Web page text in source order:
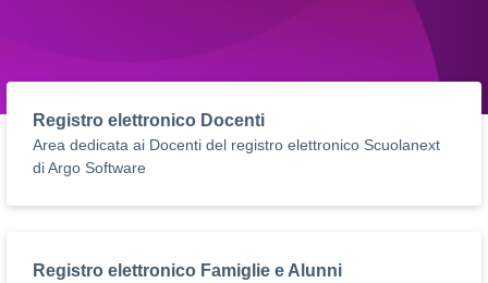
Registro elettronico Docenti
Area dedicata ai Docenti del registro elettronico Scuolanext
di Argo Software
Registro elettronico Famiglie e Alunni